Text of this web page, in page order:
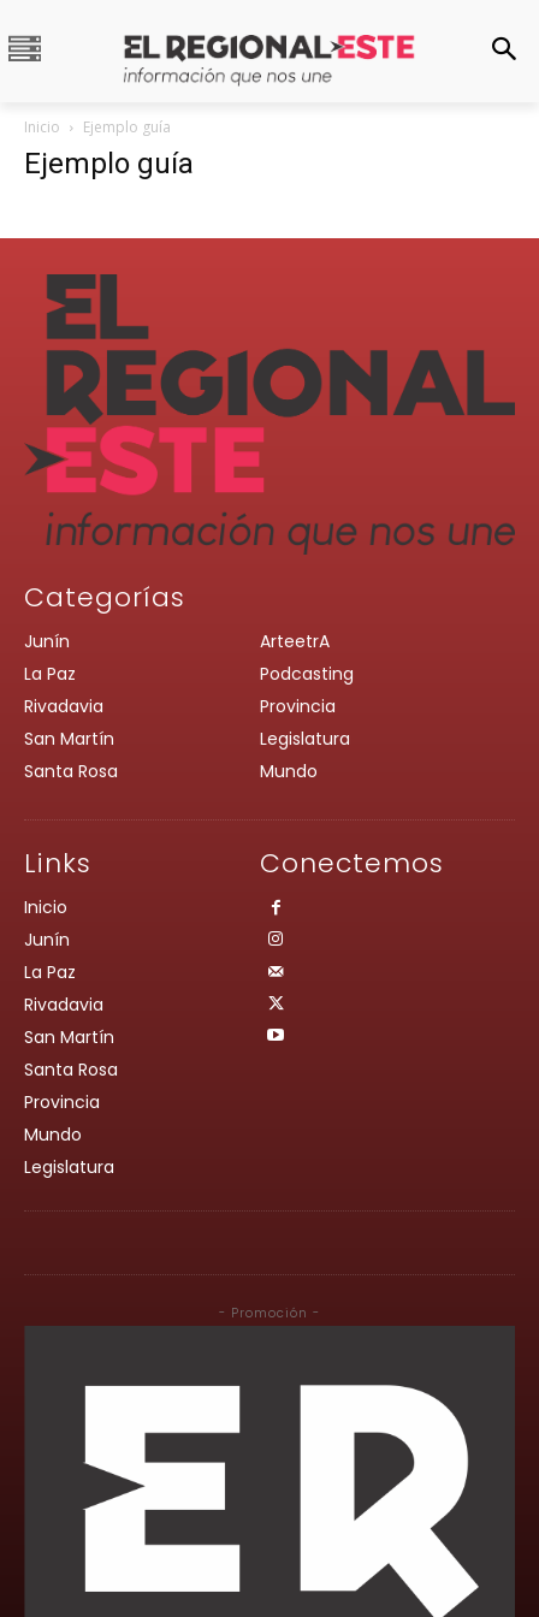
Inicio Ejemplo guía
Ejemplo guía
Categorías
Junín
La Paz
Rivadavia
San Martín
Santa Rosa
ArteetrA
Podcasting
Provincia
Legislatura
Mundo
Links
Inicio
Junín
La Paz
Rivadavia
San Martín
Santa Rosa
Provincia
Mundo
Legislatura
Conectemos
- Promoción -